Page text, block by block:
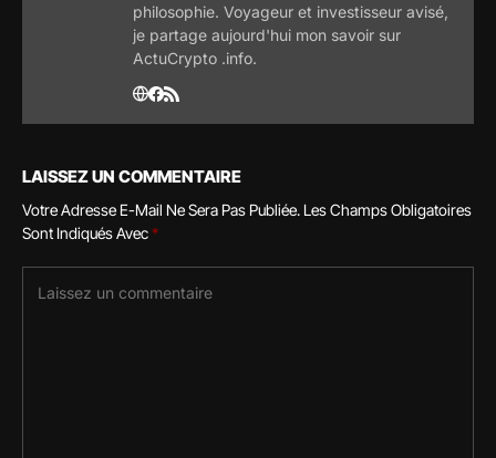
philosophie. Voyageur et investisseur avisé,
je partage aujourd'hui mon savoir sur
ActuCrypto .info.
LAISSEZ UN COMMENTAIRE
Votre Adresse E-Mail Ne Sera Pas Publiée. Les Champs Obligatoires
Sont Indiqués Avec*